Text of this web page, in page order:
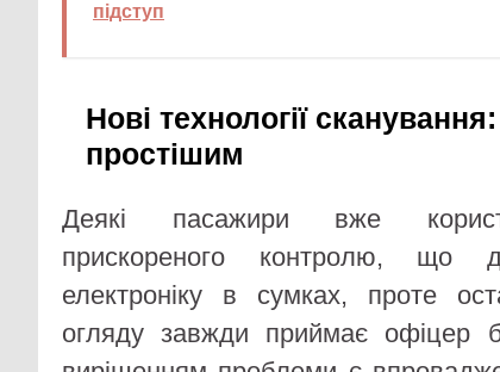
підступ
Нові технології
простішим
Деякі пасажири вже
прискореного контролю, що
електроніку в сумках, проте
огляду завжди приймає офіцер